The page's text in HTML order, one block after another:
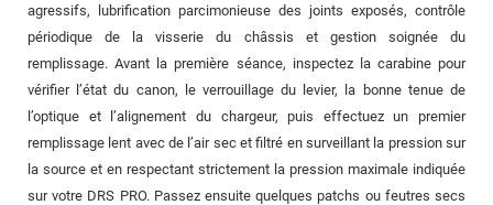
agressifs, lubrification parcimonieuse des joints exposés, contrôle
périodique de la visserie du châssis et gestion soignée du
remplissage. Avant la première séance, inspectez la carabine pour
vérifier l’état du canon, le verrouillage du levier, la bonne tenue de
l’optique et l’alignement du chargeur, puis effectuez un premier
remplissage lent avec de l’air sec et filtré en surveillant la pression sur
la source et en respectant strictement la pression maximale indiquée
sur votre DRS PRO. Passez ensuite quelques patchs ou feutres secs